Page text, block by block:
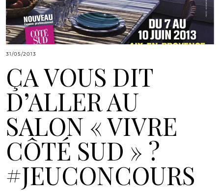
31/05/2013
ÇA VOUS DIT
D’ALLER AU
SALON « VIVRE
CÔTÉ SUD » ?
#JEUCONCOURS